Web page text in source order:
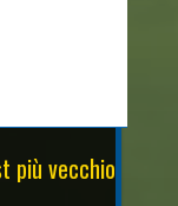
più vecchio